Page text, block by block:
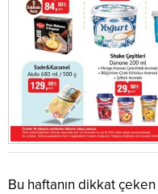
Bu haftanın dikkat